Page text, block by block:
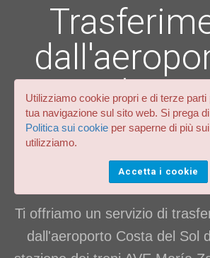
Malaga
stazione
María
Ti offriamo un servizio di
dall'aeroporto Costa del Sol
Utilizziamo cookie propri e di terze parti
tua navigazione sul sito web. Si prega
Politica sui cookie per saperne di più
utilizziamo.
Accetta i cookie